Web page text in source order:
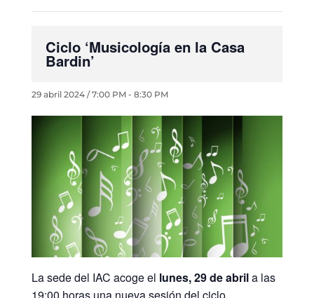
Ciclo ‘Musicología en la Casa
Bardin’
29 abril 2024 / 7:00 PM- 8:30 PM
La sede del IAC acoge el lunes, 29 de abrila las
19:00 horas una nueva sesión del ciclo